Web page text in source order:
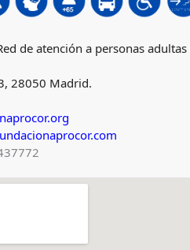
de atención a personas
28050 Madrid.